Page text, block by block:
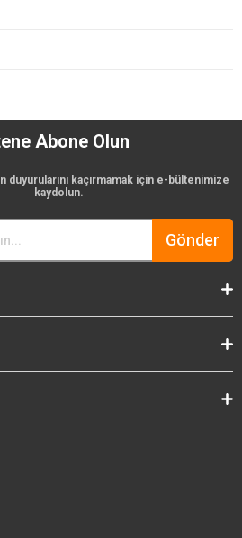
Abone Olun
duyurularını kaçırmamak için e-bültenimize
kaydolun.
Gönder